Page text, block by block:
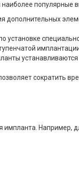
популярные
дополнительных
установке
сократить
Например,